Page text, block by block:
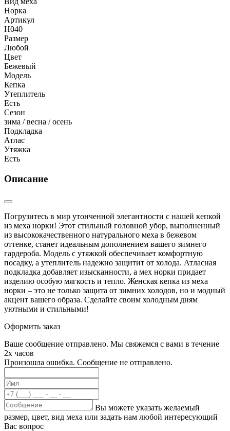
Норка
Артикул
Н040
Размер
Любой
Цвет
Бежевый
Модель
Кепка
Утеплитель
Есть
Сезон
зима / весна / осень
Подкладка
Атлас
Утяжка
Есть
Описание
Погрузитесь в мир утонченной элегантности с нашей кепкой
из меха норки! Этот стильный головной убор, выполненный
из высококачественного натурального меха в бежевом
оттенке, станет идеальным дополнением вашего зимнего
гардероба. Модель с утяжкой обеспечивает комфортную
посадку, а утеплитель надежно защитит от холода. Атласная
подкладка добавляет изысканности, а мех норки придает
изделию особую мягкость и тепло. Женская кепка из меха
норки – это не только защита от зимних холодов, но и модный
акцент вашего образа. Сделайте своим холодным дням
уютными и стильными!
Оформить заказ
Ваше сообщение отправлено. Мы свяжемся с вами в течение
2х часов
Произошла ошибка. Сообщение не отправлено.
Вы можете указать желаемый
размер, цвет, вид меха или задать нам любой интересующий
Вас вопрос